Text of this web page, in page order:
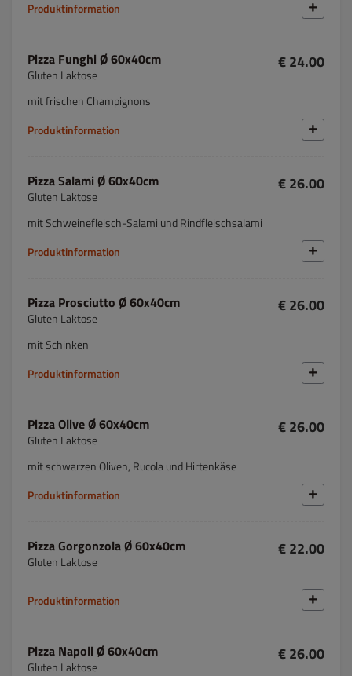
Produktinformation
Pizza Funghi Ø 60x40cm
Gluten Laktose
€ 24.00
mit frischen Champignons
Produktinformation
Pizza Salami Ø 60x40cm
Gluten Laktose
€ 26.00
mit Schweinefleisch-Salami und Rindfleischsalami
Produktinformation
Pizza Prosciutto Ø 60x40cm
Gluten Laktose
€ 26.00
mit Schinken
Produktinformation
Pizza Olive Ø 60x40cm
Gluten Laktose
€ 26.00
mit schwarzen Oliven, Rucola und Hirtenkäse
Produktinformation
Pizza Gorgonzola Ø 60x40cm
Gluten Laktose
€ 22.00
Produktinformation
Pizza Napoli Ø 60x40cm
Gluten Laktose
€ 26.00